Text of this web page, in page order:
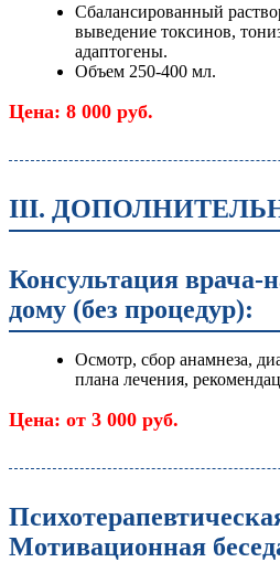
Сбалансированный
выведение токсинов,
адаптогены.
Объем 250-400 мл.
Цена: 8 000 руб.
III.
Консультация врача-
дому (без процедур):
Осмотр, сбор анамнеза,
плана лечения,
Цена: от 3 000 руб.
Мотивационная